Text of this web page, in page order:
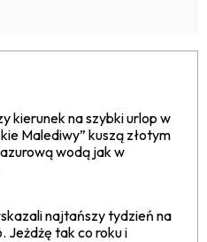
kierunek na szybki urlop w
Malediwy” kuszą złotym
wodą jak w
najtańszy tydzień na
Jeżdżę tak co roku i